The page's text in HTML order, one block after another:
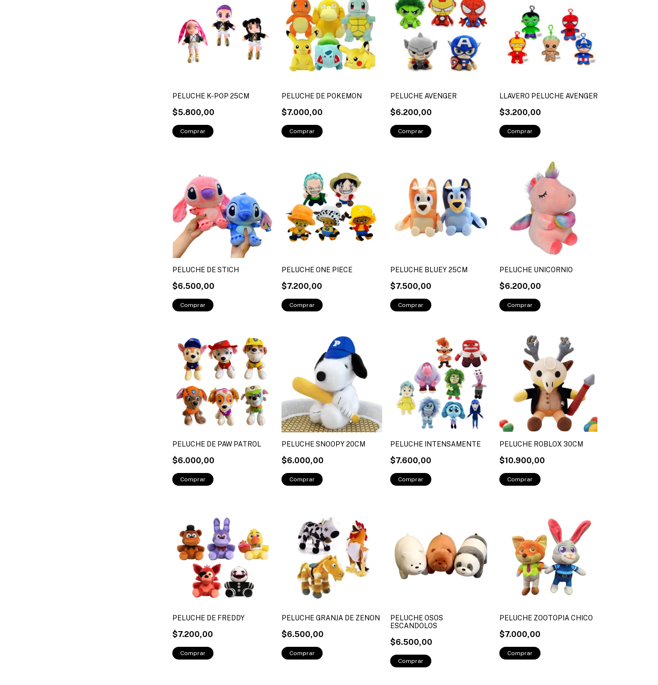
PELUCHE K-POP 25CM
$5.800,00
PELUCHE DE POKEMON
$7.000,00
PELUCHE AVENGER
$6.200,00
LLAVERO PELUCHE AVENGER
$3.200,00
PELUCHE DE STICH
$6.500,00
PELUCHE ONE PIECE
$7.200,00
PELUCHE BLUEY 25CM
$7.500,00
PELUCHE UNICORNIO
$6.200,00
PELUCHE DE PAW PATROL
$6.000,00
PELUCHE SNOOPY 20CM
$6.000,00
PELUCHE INTENSAMENTE
$7.600,00
PELUCHE ROBLOX 30CM
$10.900,00
PELUCHE DE FREDDY
$7.200,00
PELUCHE GRANJA DE ZENON
$6.500,00
PELUCHE OSOS
ESCANDOLOS
$6.500,00
PELUCHE ZOOTOPIA CHICO
$7.000,00